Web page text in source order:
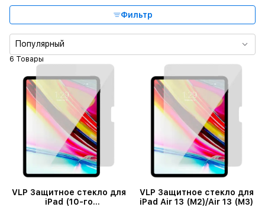
Фильтр
Тип защитного покрытия
6 Товары
Популярный
VLP Защитное стекло для
iPad (10-го
VLP Защитное стекло для
iPad Air 13 (M2)/Air 13 (M3)